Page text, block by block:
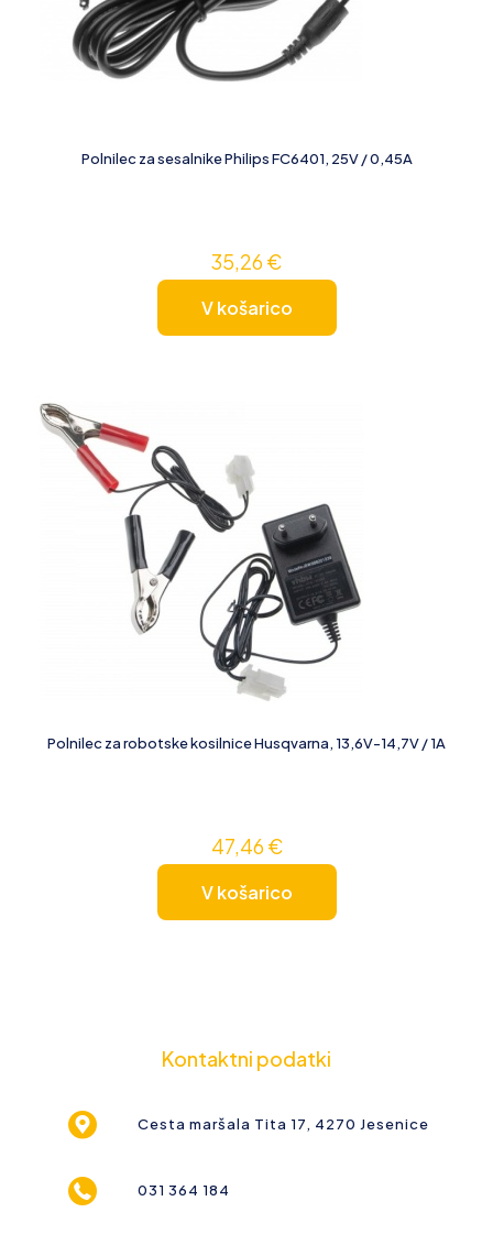
Polnilec za sesalnike Philips FC6401, 25V / 0,45A
35,26€
V košarico
Polnilec za robotske kosilnice Husqvarna, 13,6V-14,7V / 1A
47,46€
V košarico
Kontaktni podatki
Cesta maršala Tita 17, 4270 Jesenice
031 364 184